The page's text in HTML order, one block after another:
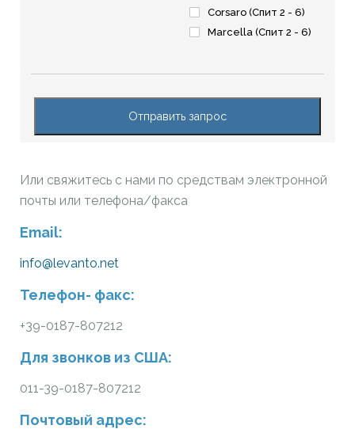
Corsaro (Спит 2 - 6)
Marcella (Спит 2 - 6)
Или свяжитесь с нами по средствам электронной
почты или телефона/факса
Email:
info@levanto.net
Телефон- факс:
+39-0187-807212
Для звонков из США:
011-39-0187-807212
Почтовый адрес: